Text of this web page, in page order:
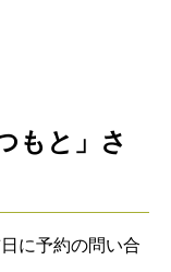
もと」さ
に予約の問い合